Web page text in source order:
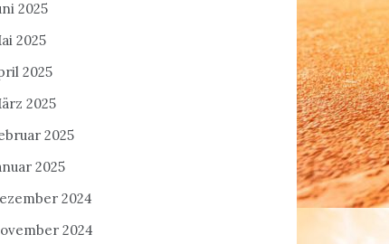
2025
2025
2025
2025
2025
2025
2024
2024